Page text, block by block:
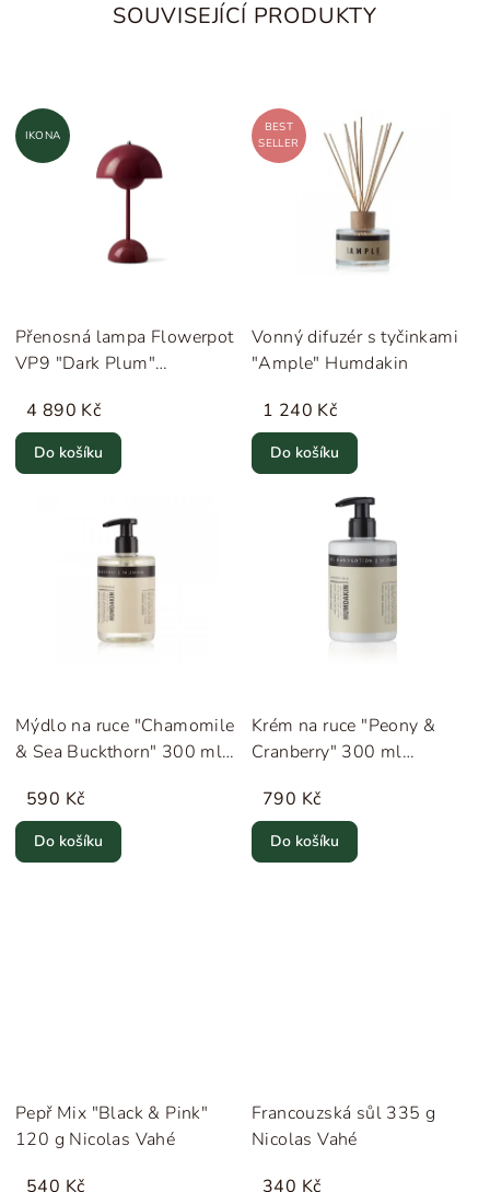
SOUVISEJÍCÍ PRODUKTY
IKONA
Přenosná lampa Flowerpot
VP9 "Dark Plum"
4 890 Kč
Do košíku
BEST
SELLER
Vonný difuzér s tyčinkami
"Ample" Humdakin
1 240 Kč
Do košíku
Mýdlo na ruce "Chamomile
& Sea Buckthorn" 300 ml
590 Kč
Do košíku
Krém na ruce "Peony &
Cranberry" 300 ml
790 Kč
Do košíku
Pepř Mix "Black & Pink"
120 g Nicolas Vahé
540 Kč
Francouzská sůl 335 g
Nicolas Vahé
340 Kč